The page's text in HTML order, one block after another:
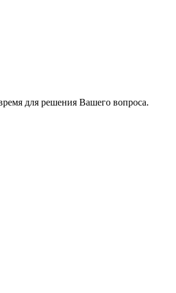
для решения Вашего вопроса.